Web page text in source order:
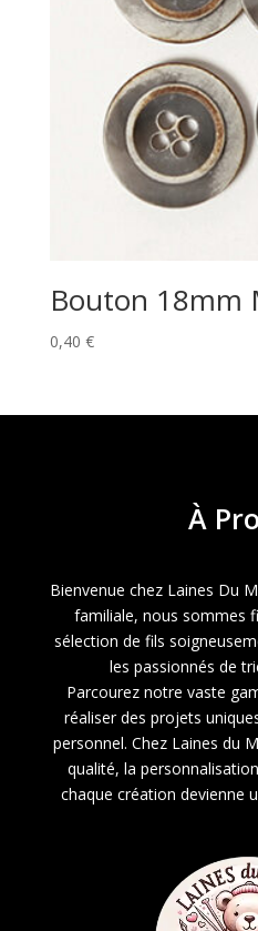
Bouton 18mm
0,40 €
À
Bienvenue chez Laines Du
familiale, nous sommes
sélection de fils
les passionnés de
Parcourez notre vaste
réaliser des projets
personnel. Chez Laines du
qualité, la
chaque création devienne